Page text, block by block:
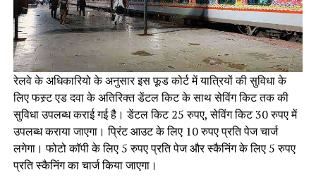
रेलवे के अधिकारियो के अनुसार इस फूड कोर्ट में यात्रियों की सुविधा के
लिए फस्र्ट एड दवा के अतिरिक्त डेंटल किट के साथ सेविंग किट तक की
सुविधा उपलब्ध कराई गई है। डेंटल किट 25 रुपए, सेविंग किट 30 रुपए में
उपलब्ध कराया जाएगा। प्रिंट आउट के लिए 10 रुपए प्रति पेज चार्ज
लगेगा। फोटो कॉपी के लिए 5 रुपए प्रति पेज और स्कैनिंग के लिए 5 रुपए
प्रति स्कैनिंग का चार्ज किया जाएगा।